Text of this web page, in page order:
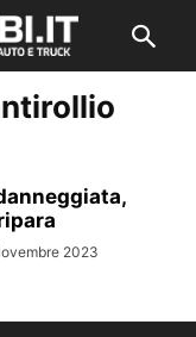
2023